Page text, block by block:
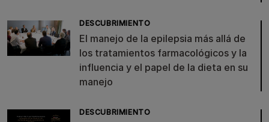
DESCUBRIMIENTO
El manejo de la epilepsia más allá de
los tratamientos farmacológicos y la
influencia y el papel de la dieta en su
manejo
DESCUBRIMIENTO